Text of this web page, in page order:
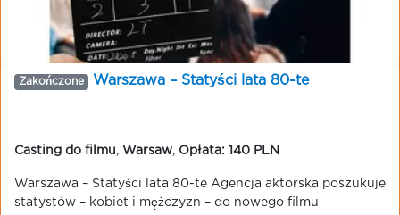
Zakończone Warszawa – Statyści lata 80-te
Casting do filmu Warsaw Opłata: 140 PLN
Warszawa – Statyści lata 80-te Agencja aktorska poszukuje
statystów – kobiet i mężczyzn – do nowego filmu